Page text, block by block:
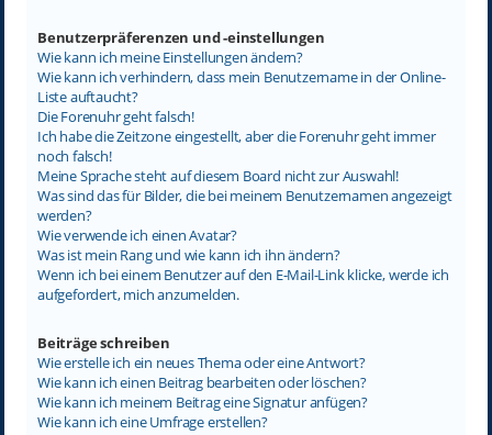
Benutzerpräferenzen und -einstellungen
Wie kann ich meine Einstellungen ändern?
Wie kann ich verhindern, dass mein Benutzername in der Online-
Liste auftaucht?
Die Forenuhr geht falsch!
Ich habe die Zeitzone eingestellt, aber die Forenuhr geht immer
noch falsch!
Meine Sprache steht auf diesem Board nicht zur Auswahl!
Was sind das für Bilder, die bei meinem Benutzernamen angezeigt
werden?
Wie verwende ich einen Avatar?
Was ist mein Rang und wie kann ich ihn ändern?
Wenn ich bei einem Benutzer auf den E-Mail-Link klicke, werde ich
aufgefordert, mich anzumelden.
Beiträge schreiben
Wie erstelle ich ein neues Thema oder eine Antwort?
Wie kann ich einen Beitrag bearbeiten oder löschen?
Wie kann ich meinem Beitrag eine Signatur anfügen?
Wie kann ich eine Umfrage erstellen?